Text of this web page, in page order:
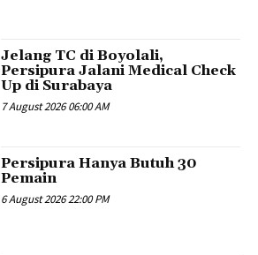
Jelang TC di Boyolali,
Persipura Jalani Medical Check
Up di Surabaya
7 August 2026 06:00 AM
Persipura Hanya Butuh 30
Pemain
6 August 2026 22:00 PM